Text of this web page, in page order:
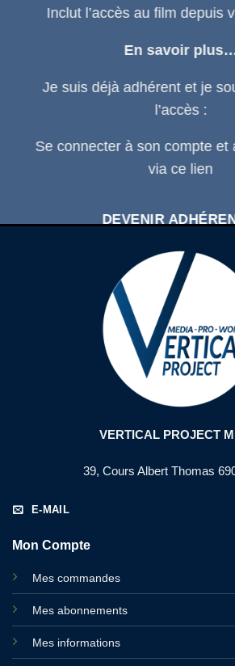
Inclut l’accès au film depuis
En savoir
Je suis déjà adhérent et je
l’accès :
Se connecterà son compte et
via ce lien
DEVENIR
SE CONNECTER À SON
D'ADHÉRENT
VERTICAL PROJECT
39, Cours Albert Thomas
E-MAIL
Mon Compte
Mes commandes
Mes abonnements
Mes informations